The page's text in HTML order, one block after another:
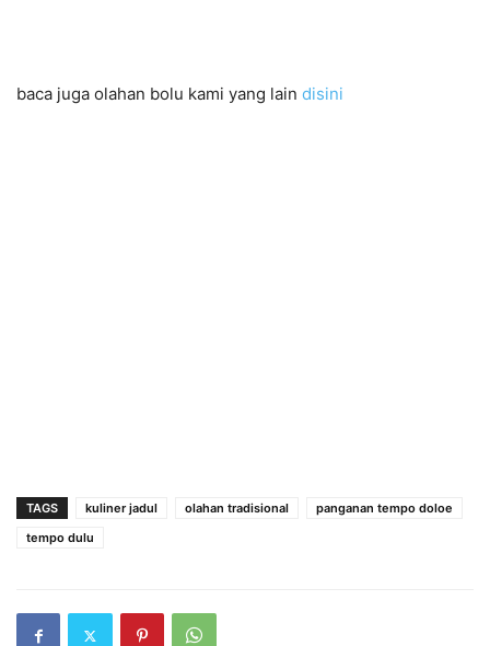
baca juga olahan bolu kami yang lain disini
TAGS kuliner jadul olahan tradisional
panganan tempo doloe
tempo dulu